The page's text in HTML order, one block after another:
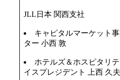
JLL日本 関西支社
キャピタルマーケット
ター 小西 敦
ホテルズ＆ホスピタリ
イスプレジデント 上西 久夫